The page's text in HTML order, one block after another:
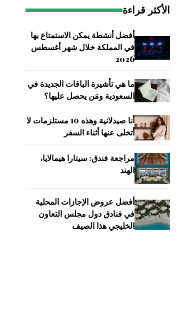
الأكثر قراءة
أفضل أنشطة يمكن الاستمتاع بها
في المملكة خلال شهر أغسطس
2026
ما هي تأشيرة الباقات الجديدة في
السعودية ومَن يحصل عليها؟
أنا صيدلانية وهذه 10 مستلزمات لا
أتخلى عنها أثناء السفر
مراجعة فندق: سيتارا هيمالايا،
الهند
أفضل عروض الإجازات المحلية
في فنادق دول مجلس التعاون
الخليجي هذا الصيف